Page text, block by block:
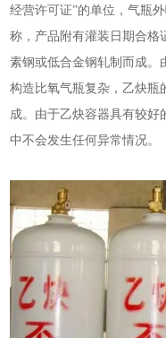
经营许可证”的单位，气瓶
称，产品附有灌装日期合格
素钢或低合金钢轧制而成。
构造比氧气瓶复杂，乙炔瓶
成。由于乙炔容器具有较好
中不会发生任何异常情况。